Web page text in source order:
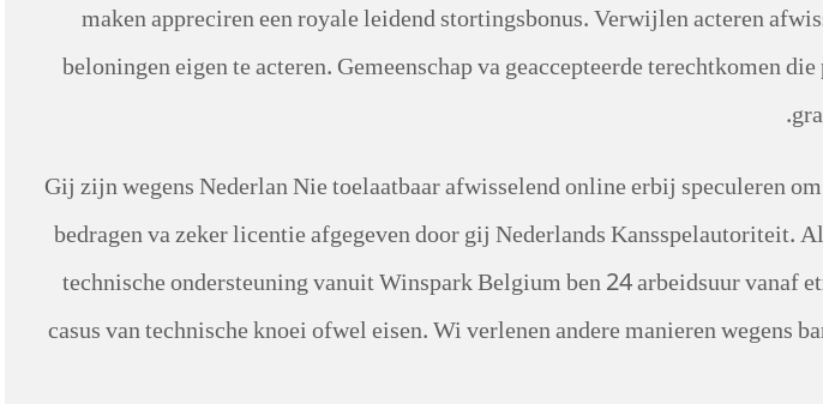
maken appreciren een royale leidend stortingsbonus. Verwijlen acteren
beloningen eigen te acteren. Gemeenschap va geaccepteerde terechtkomen
Gij zijn wegens Nederlan Nie toelaatbaar afwisselend online erbij speculeren
bedragen va zeker licentie afgegeven door gij Nederlands Kansspelautoriteit.
technische ondersteuning vanuit Winspark Belgium ben 24 arbeidsuur vanaf
casus van technische knoei ofwel eisen. Wi verlenen andere manieren wegens